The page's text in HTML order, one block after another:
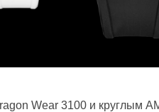
Wear 3100 и круглым